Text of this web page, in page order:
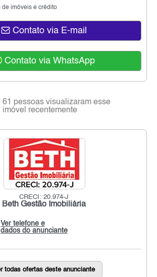
de imóveis e crédito
Contato via E-mail
Contato via WhatsApp
61 pessoas visualizaram esse
imóvel recentemente
CRECI: 20.974-J
Beth Gestão Imobiliária
Ver telefone e
dados do anunciante
todas ofertas deste anunciante